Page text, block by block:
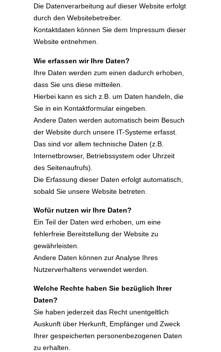
Die Datenverarbeitung auf dieser Website erfolgt
durch den Websitebetreiber.
Kontaktdaten können Sie dem Impressum dieser
Website entnehmen.
Wie erfassen wir Ihre Daten?
Ihre Daten werden zum einen dadurch erhoben,
dass Sie uns diese mitteilen.
Hierbei kann es sich z.B. um Daten handeln, die
Sie in ein Kontaktformular eingeben.
Andere Daten werden automatisch beim Besuch
der Website durch unsere IT-Systeme erfasst.
Das sind vor allem technische Daten (z.B.
Internetbrowser, Betriebssystem oder Uhrzeit
des Seitenaufrufs).
Die Erfassung dieser Daten erfolgt automatisch,
sobald Sie unsere Website betreten.
Wofür nutzen wir Ihre Daten?
Ein Teil der Daten wird erhoben, um eine
fehlerfreie Bereitstellung der Website zu
gewährleisten.
Andere Daten können zur Analyse Ihres
Nutzerverhaltens verwendet werden.
Welche Rechte haben Sie bezüglich Ihrer
Daten?
Sie haben jederzeit das Recht unentgeltlich
Auskunft über Herkunft, Empfänger und Zweck
Ihrer gespeicherten personenbezogenen Daten
zu erhalten.